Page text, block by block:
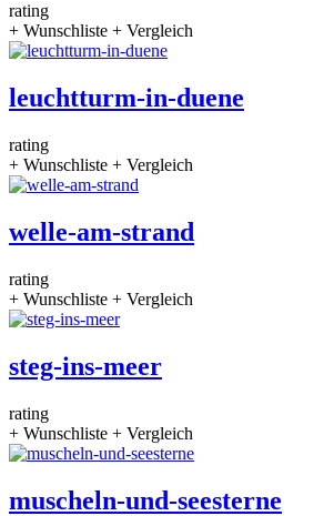
rating
+ Wunschliste + Vergleich
leuchtturm-in-duene
rating
+ Wunschliste + Vergleich
welle-am-strand
rating
+ Wunschliste + Vergleich
steg-ins-meer
rating
+ Wunschliste + Vergleich
muscheln-und-seesterne